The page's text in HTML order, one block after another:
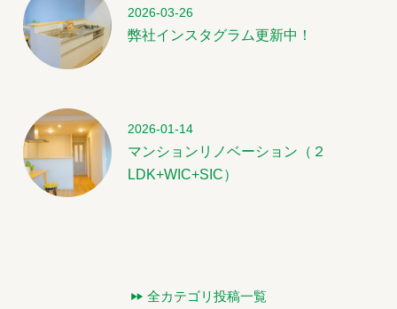
2026-03-26
弊社インスタグラム更新中！
2026-01-14
マンションリノベーション（２
LDK+WIC+SIC）
全カテゴリ投稿一覧